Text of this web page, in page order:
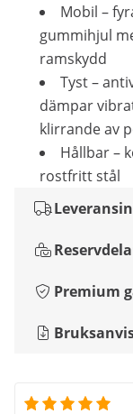
Mobil –
gummihjul
ramskydd
Tyst –
dämpar
klirrande av
Hållbar –
rostfritt stål
Premium